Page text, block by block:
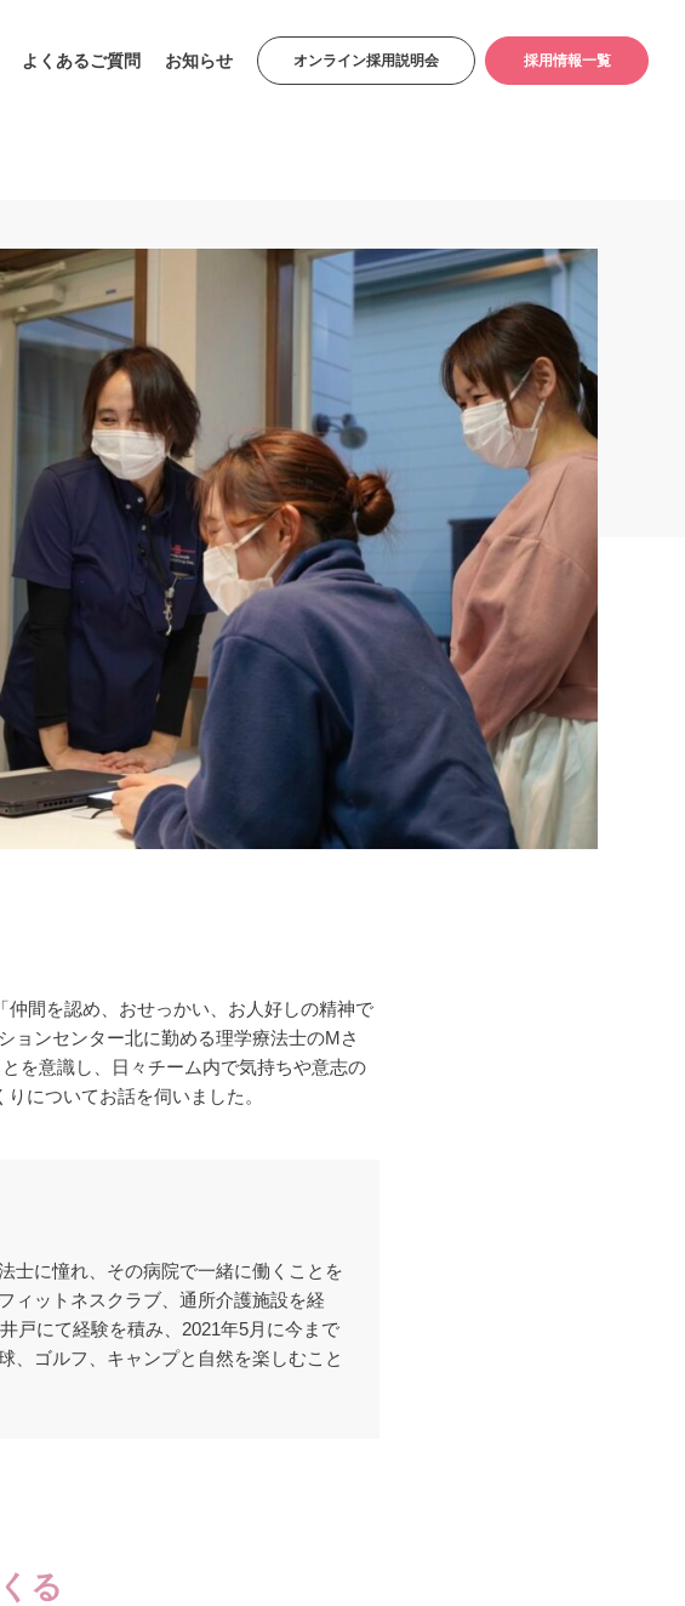
よくあるご質問 お知らせ オンライン採用説明会 採用情報一覧
間を認め、おせっかい、お人好しの精神で
ョンセンター北に勤める理学療法士のMさ
を意識し、日々チーム内で気持ちや意志の
についてお話を伺いました。
士に憧れ、その病院で一緒に働くことを
ィットネスクラブ、通所介護施設を経
戸にて経験を積み、2021年5月に今まで
、ゴルフ、キャンプと自然を楽しむこと
る